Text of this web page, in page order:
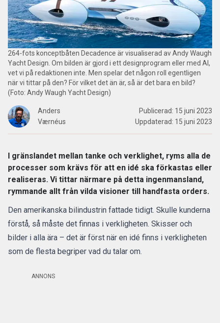
264-fots konceptbåten Decadence är visualiserad av Andy Waugh
Yacht Design. Om bilden är gjord i ett designprogram eller med AI,
vet vi på redaktionen inte. Men spelar det någon roll egentligen
när vi tittar på den? För vilket det än är, så är det bara en bild?
(Foto: Andy Waugh Yacht Design)
Anders
Værnéus
Publicerad: 15 juni 2023
Uppdaterad: 15 juni 2023
I gränslandet mellan tanke och verklighet, ryms alla de
processer som krävs för att en idé ska förkastas eller
realiseras. Vi tittar närmare på detta ingenmansland,
rymmande allt från vilda visioner till handfasta orders.
Den amerikanska bilindustrin fattade tidigt. Skulle kunderna
förstå, så måste det finnas i verkligheten. Skisser och
bilder i alla ära – det är först när en idé finns i verkligheten
som de flesta begriper vad du talar om.
ANNONS